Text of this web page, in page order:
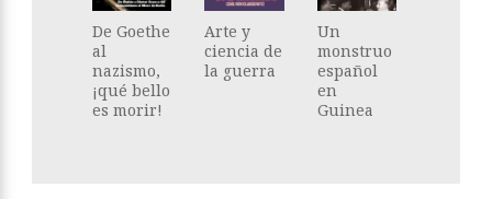
De Goethe
al
nazismo,
¡qué bello
es morir!
Arte y
ciencia de
la guerra
Un
monstruo
español
en
Guinea